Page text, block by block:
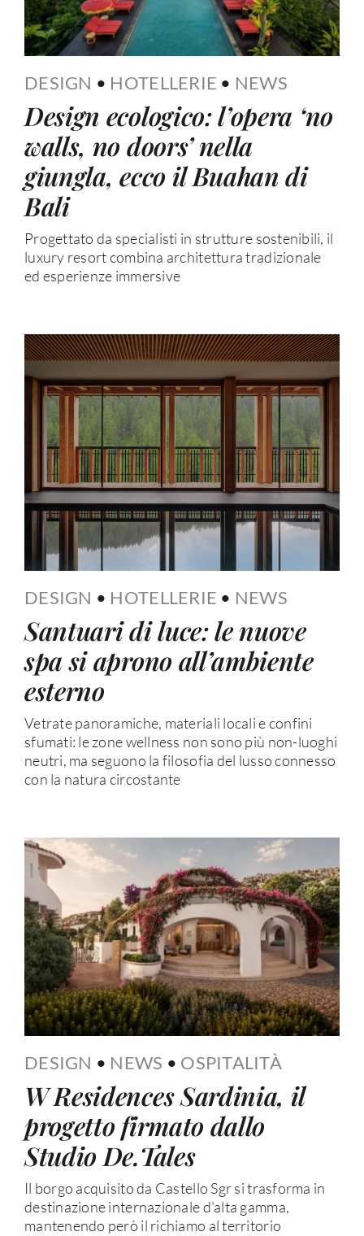
DESIGN • HOTELLERIE • NEWS
Design ecologico: l’opera ‘no
walls, no doors’ nella
giungla, ecco il Buahan di
Bali
Progettato da specialisti in strutture sostenibili, il
luxury resort combina architettura tradizionale
ed esperienze immersive
DESIGN • HOTELLERIE • NEWS
Santuari di luce: le nuove
spa si aprono all’ambiente
esterno
Vetrate panoramiche, materiali locali e confini
sfumati: le zone wellness non sono più non-luoghi
neutri, ma seguono la filosofia del lusso connesso
con la natura circostante
DESIGN • NEWS • OSPITALITÀ
W Residences Sardinia, il
progetto firmato dallo
Studio De.Tales
Il borgo acquisito da Castello Sgr si trasforma in
destinazione internazionale d'alta gamma,
mantenendo però il richiamo al territorio